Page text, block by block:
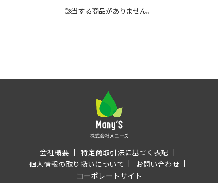
該当する商品がありません。
会社概要
特定商取引法に基づく表記
個人情報の取り扱いについて
お問い合わせ
コーポレートサイト